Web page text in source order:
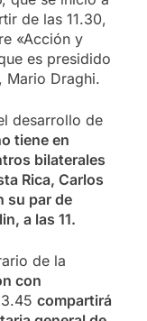
de las 11.30,
«Acción y
es presidido
Mario Draghi.
desarrollo de
tiene en
bilaterales
Rica, Carlos
su par de
a las 11.
de la
con
compartirá